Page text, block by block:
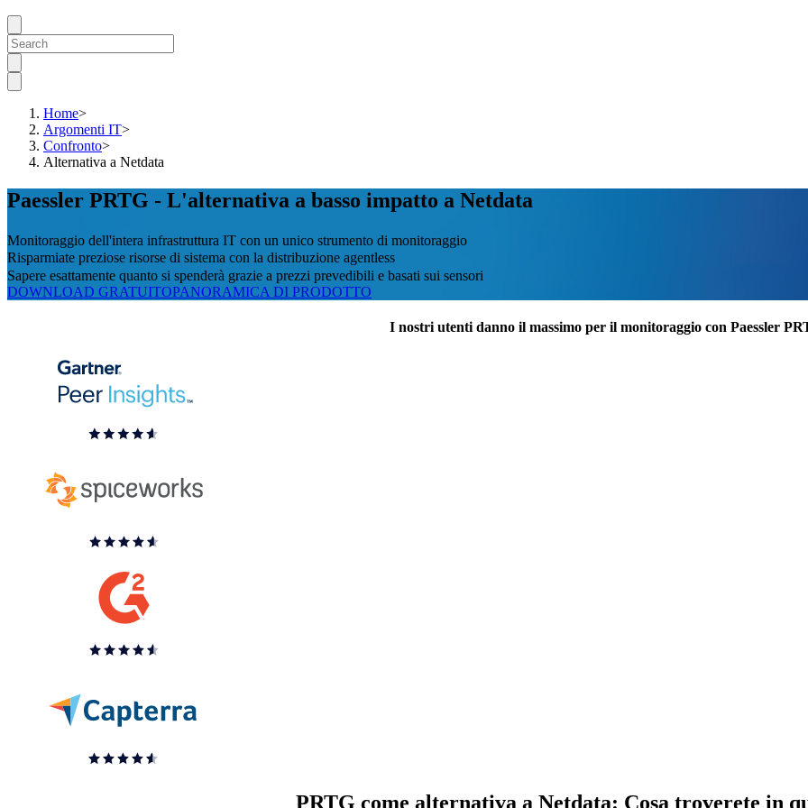
Home>
Argomenti IT>
Confronto>
Alternativa a Netdata
Paessler PRTG - L'alternativa a basso impatto a Netdata
Monitoraggio dell'intera infrastruttura IT con un unico strumento di monitoraggio
Risparmiate preziose risorse di sistema con la distribuzione agentless
Sapere esattamente quanto si spenderà grazie a prezzi prevedibili e basati sui sensori
DOWNLOAD GRATUITOPANORAMICA DI PRODOTTO
I nostri utenti danno il massimo per il monitoraggio con Paessler
PRTG come alternativa a Netdata: Cosa troverete in